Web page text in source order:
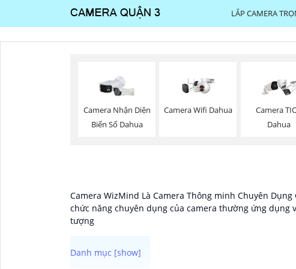
LẮP CAMERA
Camera Nhận Diện
Biển Số Dahua
Camera Wifi Dahua
Camera
Dahua
Camera WizMind Là Camera Thông minh Chuyên
chức năng chuyên dụng của camera thường ứng
tượng